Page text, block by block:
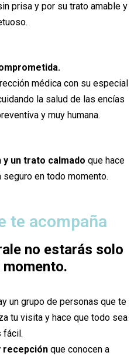
prisa y por su trato amable y
médica con su especial
la salud de las encías
y muy humana.
un trato calmado que hace
en todo momento.
te acompaña
no estarás solo
momento.
un grupo de personas que te
tu visita y hace que todo sea
fácil.
recepción que conocen a